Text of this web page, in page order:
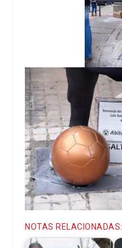
NOTAS RELACIONADAS: